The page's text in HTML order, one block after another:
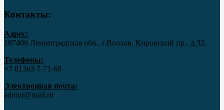
Контакты:
Адрес:
187406 Ленинградская обл., г.Волхов, Кировский пр., д.32.
Телефоны:
+7 81363 7‑71-60
Электронная почта:
admvr@mail.ru